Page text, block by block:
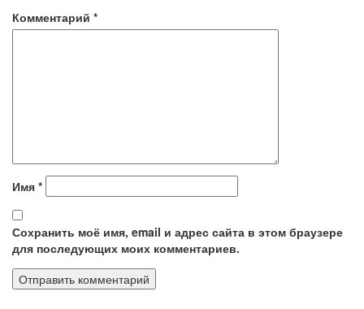
Комментарий *
Имя *
Сохранить моё имя, email и адрес сайта в этом браузере
для последующих моих комментариев.